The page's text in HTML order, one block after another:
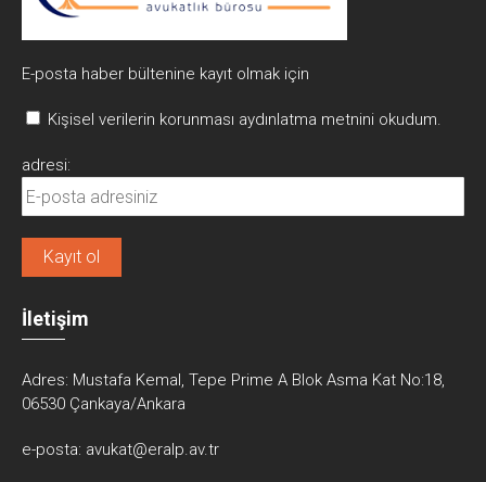
E-posta haber bültenine kayıt olmak için
Kişisel verilerin korunması aydınlatma metnini okudum.
adresi:
İletişim
Adres: Mustafa Kemal, Tepe Prime A Blok Asma Kat No:18,
06530 Çankaya/Ankara
e-posta: avukat@eralp.av.tr